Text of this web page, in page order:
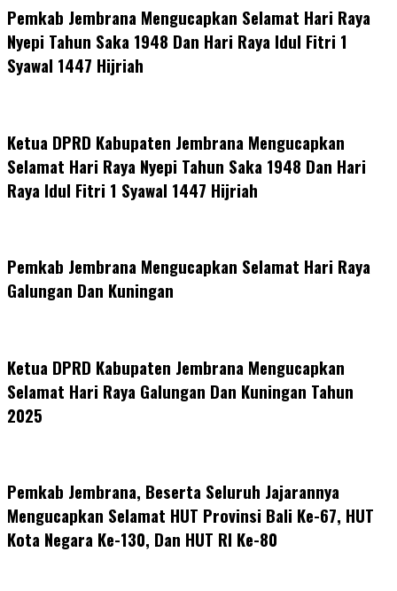
Pemkab Jembrana Mengucapkan Selamat Hari Raya
Nyepi Tahun Saka 1948 Dan Hari Raya Idul Fitri 1
Syawal 1447 Hijriah
Ketua DPRD Kabupaten Jembrana Mengucapkan
Selamat Hari Raya Nyepi Tahun Saka 1948 Dan Hari
Raya Idul Fitri 1 Syawal 1447 Hijriah
Pemkab Jembrana Mengucapkan Selamat Hari Raya
Galungan Dan Kuningan
Ketua DPRD Kabupaten Jembrana Mengucapkan
Selamat Hari Raya Galungan Dan Kuningan Tahun
2025
Pemkab Jembrana, Beserta Seluruh Jajarannya
Mengucapkan Selamat HUT Provinsi Bali Ke-67, HUT
Kota Negara Ke-130, Dan HUT RI Ke-80